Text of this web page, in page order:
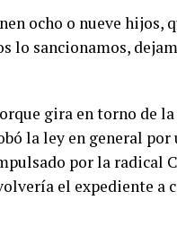
ocho o nueve hijos,
lo sancionamos,
gira en torno de
la ley en general
por la radical
el expediente